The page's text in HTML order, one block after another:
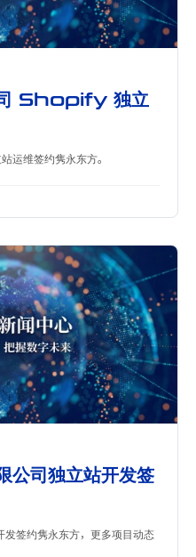
司 Shopify 独立
运维签约隽永东方。
公司独立站开发签
发签约隽永东方，更多项目动态